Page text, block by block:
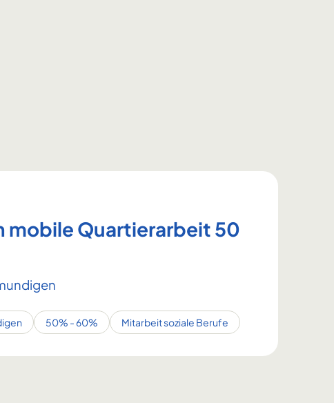
mobile Quartierarbeit 50
50% - 60% Mitarbeit soziale Berufe